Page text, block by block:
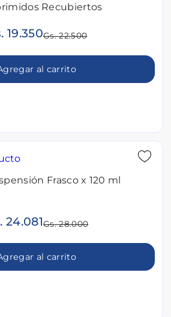
Recubiertos
19.350Gs. 22.500
al carrito
Frasco x 120 ml
24.081Gs. 28.000
al carrito